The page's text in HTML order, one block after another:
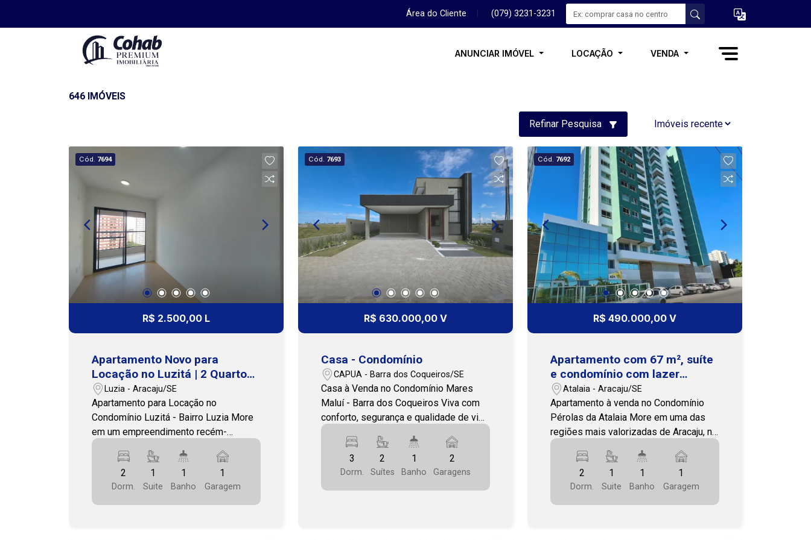
Área do Cliente (079) 3231-3231
ANUNCIAR IMÓVEL LOCAÇÃO VENDA
646 IMÓVEIS
Refinar Pesquisa
Cód. 7694
R$ 2.500,00 L
Apartamento Novo para
Locação no Luzitá | 2 Quartos,
Suíte e Lazer Completo no
Luzia
Luzia - Aracaju/SE
Apartamento para Locação no
Condomínio Luzitá - Bairro Luzia More
em um empreendimento recém-
entregue, com arquitetura moderna,
excelente infraestrutura e localização
privilegiada no bairro Luzia, uma das
regiões mais valorizadas de Aracaju. O
Condomínio Luzitá está próximo a
2
Dorm.
1
Suite
1
Banho
1
Garagem
Cód. 7693
R$ 630.000,00 V
Casa - Condomínio
CAPUA - Barra dos Coqueiros/SE
Casa à Venda no Condomínio Mares
Maluí - Barra dos Coqueiros Viva com
conforto, segurança e qualidade de vida
em um dos condomínios mais
desejados da Barra dos Coqueiros. O
Mares Maluí oferece uma infraestrutura
completa e uma localização
privilegiada, com fácil acesso às praias
3
Dorm.
2
Suítes
1
Banho
2
Garagens
Cód. 7692
R$ 490.000,00 V
Apartamento com 67 m², suíte
e condomínio com lazer
completo na Atalaia
Atalaia - Aracaju/SE
Apartamento à venda no Condomínio
Pérolas da Atalaia More em uma das
regiões mais valorizadas de Aracaju, no
Condomínio Pérolas da Atalaia,
localizado na Atalaia, a poucos minutos
da Passarela do Caranguejo e da
Avenida Melício Machado. A região
oferece fácil acesso a supermercados,
2
Dorm.
1
Suite
1
Banho
1
Garagem